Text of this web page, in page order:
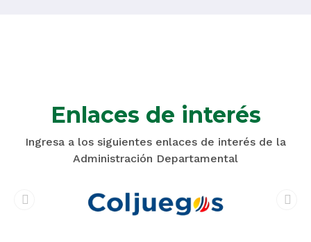
Enlaces de interés
Ingresa a los siguientes enlaces de interés de la
Administración Departamental